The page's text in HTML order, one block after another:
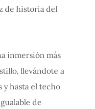
de historia del
inmersión más
llevándote a
y hasta el techo
de